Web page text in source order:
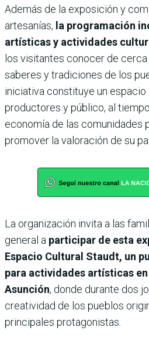
Además de la exposición y
artesanías, la programación
artísticas y actividades
los visitantes conocer de
saberes y tradiciones de los
iniciativa constituye un
productores y público, al
economía de las comunidades
promover la valoración de su
La organización invita a las
general a participar de esta
Espacio Cultural Staudt, un
para actividades artísticas
Asunción, donde durante dos
creatividad de los pueblos
principales protagonistas.